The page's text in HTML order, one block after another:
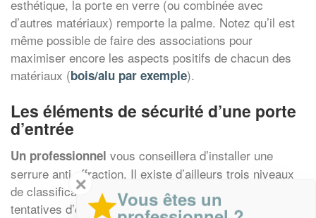
esthétique, la porte en verre (ou combinée avec
d’autres matériaux) remporte la palme. Notez qu’il est
même possible de faire des associations pour
maximiser encore les aspects positifs de chacun des
matériaux (bois/alu par exemple).
Les éléments de sécurité d’une porte
d’entrée
Un professionnel vous conseillera d’installer une
serrure anti effraction. Il existe d’ailleurs trois niveaux
de classification : A2P1 (résiste durant 5 mn aux
tentatives d’effraction), A2P2 (10 mn) et A2P3 (15 mn).
✕
Vous êtes un